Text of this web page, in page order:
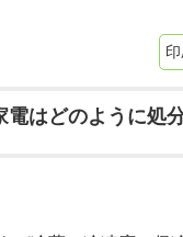
印
はどのように処